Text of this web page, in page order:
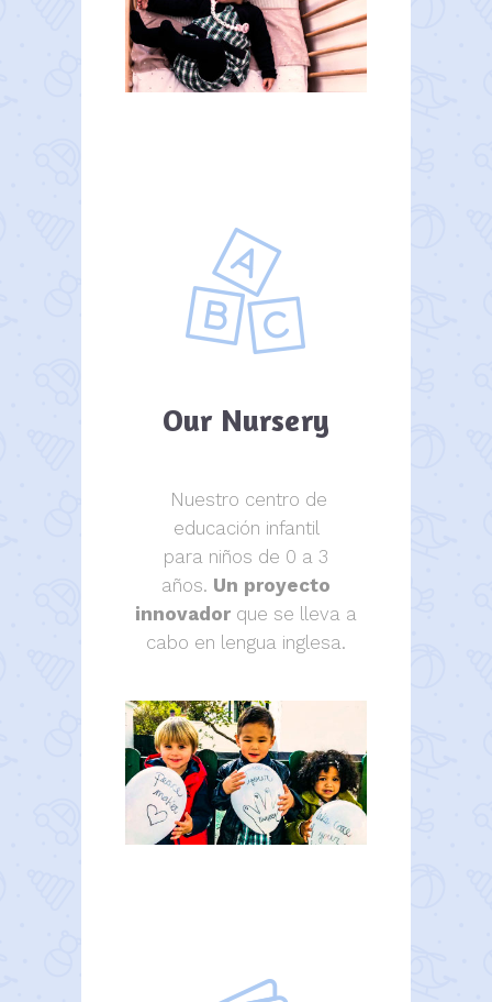
Our Nursery
Nuestro centro de
educación infantil
para niños de 0 a 3
años. Un proyecto
innovador que se lleva a
cabo en lengua inglesa.